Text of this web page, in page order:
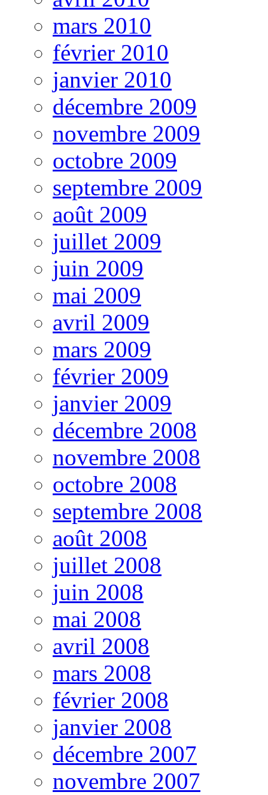
mars 2010
février 2010
janvier 2010
décembre 2009
novembre 2009
octobre 2009
septembre 2009
août 2009
juillet 2009
juin 2009
mai 2009
avril 2009
mars 2009
février 2009
janvier 2009
décembre 2008
novembre 2008
octobre 2008
septembre 2008
août 2008
juillet 2008
juin 2008
mai 2008
avril 2008
mars 2008
février 2008
janvier 2008
décembre 2007
novembre 2007